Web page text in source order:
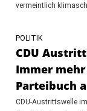
vermeintlich
POLITIK
CDU
Immer
Parteibuch
CDU-Austrittswelle